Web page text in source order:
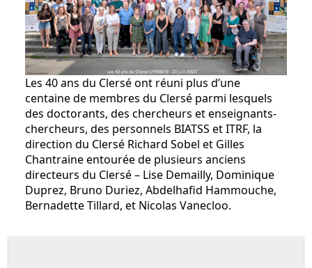
Les 40 ans du Clersé ont réuni plus d’une
centaine de membres du Clersé parmi lesquels
des doctorants, des chercheurs et enseignants-
chercheurs, des personnels BIATSS et ITRF, la
direction du Clersé Richard Sobel et Gilles
Chantraine entourée de plusieurs anciens
directeurs du Clersé – Lise Demailly, Dominique
Duprez, Bruno Duriez, Abdelhafid Hammouche,
Bernadette Tillard, et Nicolas Vanecloo.